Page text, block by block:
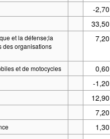
-2,70
33,50
et la défense;la
des organisations
7,20
et de motocycles 0,60
-1,20
12,90
7,20
1,30